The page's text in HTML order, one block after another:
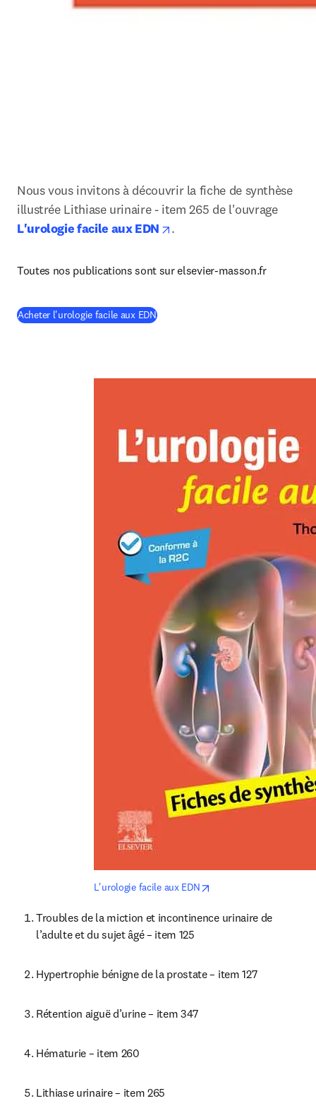
Nous vous invitons à découvrir la fiche de synthèse
illustrée Lithiase urinaire - item 265 de l'ouvrage
L'urologie facile aux EDN
opens in new tab/window
.
Toutes nos publications sont sur elsevier-masson.fr
Acheter l'urologie facile aux EDN(
L'urologie facile aux EDN
Troubles de la miction et incontinence urinaire de
l’adulte et du sujet âgé – item 125
Hypertrophie bénigne de la prostate – item 127
Rétention aiguë d’urine – item 347
Hématurie – item 260
Lithiase urinaire – item 265